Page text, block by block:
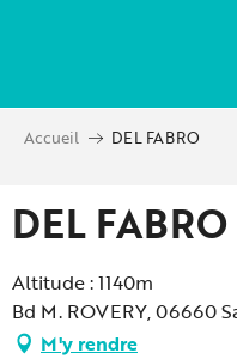
principal
Accueil DEL FABRO
DEL FABRO
Altitude : 1140m
Bd M. ROVERY, 06660
M'y rendre